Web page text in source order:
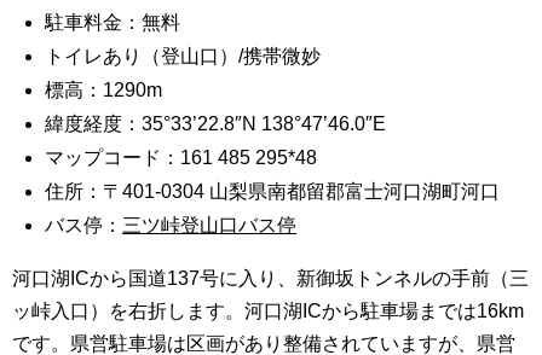
駐車料金：無料
トイレあり（登山口）/携帯微妙
標高：1290m
緯度経度：35°33’22.8″N 138°47’46.0″E
マップコード：161 485 295*48
住所：〒401-0304 山梨県南都留郡富士河口湖町河口
バス停： 三ツ峠登山口バス停
河口湖ICから国道137号に入り、新御坂トンネルの手前（三
ッ峠入口）を右折します。河口湖ICから駐車場までは16km
です。県営駐車場は区画があり整備されていますが、県営